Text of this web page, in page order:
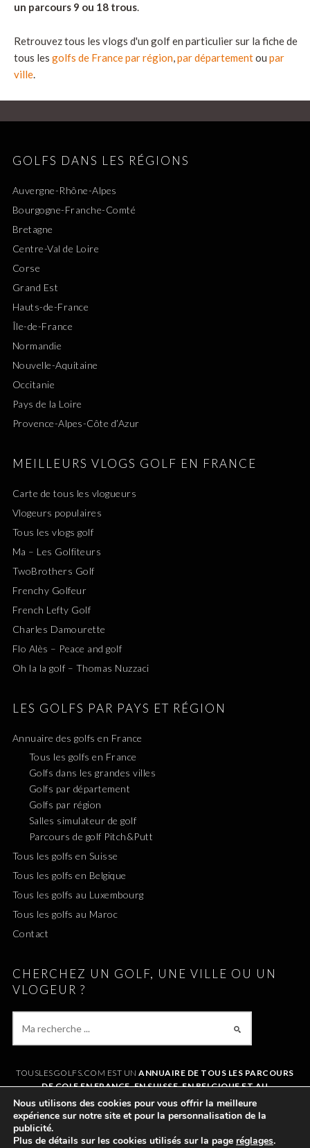
un parcours 9 ou 18 trous.
Retrouvez tous les vlogs d'un golf en particulier sur la fiche de
tous les golfs de France par région,par départementou par
ville.
GOLFS DANS LES RÉGIONS
Auvergne-Rhône-Alpes
Bourgogne-Franche-Comté
Bretagne
Centre-Val de Loire
Corse
Grand Est
Hauts-de-France
Île-de-France
Normandie
Nouvelle-Aquitaine
Occitanie
Pays de la Loire
Provence-Alpes-Côte d’Azur
MEILLEURS VLOGS GOLF EN FRANCE
Carte de tous les vlogueurs
Vlogeurs populaires
Tous les vlogs golf
Ma – Les Golfiteurs
TwoBrothers Golf
Frenchy Golfeur
French Lefty Golf
Charles Damourette
Flo Alès – Peace and golf
Oh la la golf – Thomas Nuzzaci
LES GOLFS PAR PAYS ET RÉGION
Annuaire des golfs en France
Tous les golfs en France
Golfs dans les grandes villes
Golfs par département
Golfs par région
Salles simulateur de golf
Parcours de golf Pitch&Putt
Tous les golfs en Suisse
Tous les golfs en Belgique
Tous les golfs au Luxembourg
Tous les golfs au Maroc
Contact
CHERCHEZ UN GOLF, UNE VILLE OU UN
VLOGEUR ?
TOUSLESGOLFS.COM EST UNANNUAIRE DE TOUS LES PARCOURS
DE GOLF EN FRANCE, EN SUISSE, EN BELGIQUE ET AU
LUXEMBOURG. IL VOUS PERMET DE TROUVER UN GOLF AUTOUR DE
CHEZVOUS OU LORS DE VOS VACANCES. LE SITE RÉFÉRENCE
ÉGALEMENT
POPULAIRES
Nous utilisons des cookies pour vous offrir la meilleure
expérience sur notre site et pour la personnalisation de la
publicité.
Plus de détails sur les cookies utilisés sur la page réglages.